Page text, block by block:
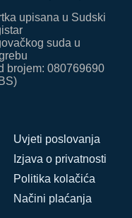
upisana u Sudski
suda u
brojem: 080769690
Uvjeti poslovanja
Izjava o privatnosti
Politika kolačića
Načini plaćanja